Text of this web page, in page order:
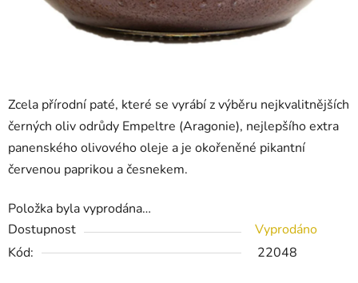
Zcela přírodní paté, které se vyrábí z výběru nejkvalitnějších
černých oliv odrůdy Empeltre (Aragonie), nejlepšího extra
panenského olivového oleje a je okořeněné pikantní
červenou paprikou a česnekem.
Položka byla vyprodána…
Dostupnost
Vyprodáno
Kód:
22048